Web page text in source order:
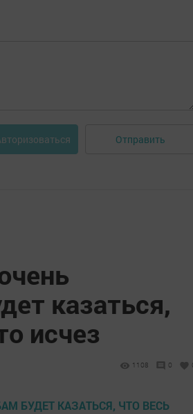
Отправить
казаться,
исчез
1108 0